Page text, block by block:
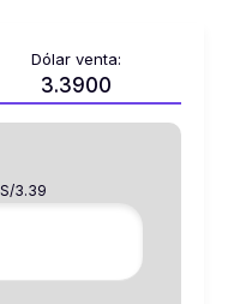
Dólar venta:
3.3900
3.39